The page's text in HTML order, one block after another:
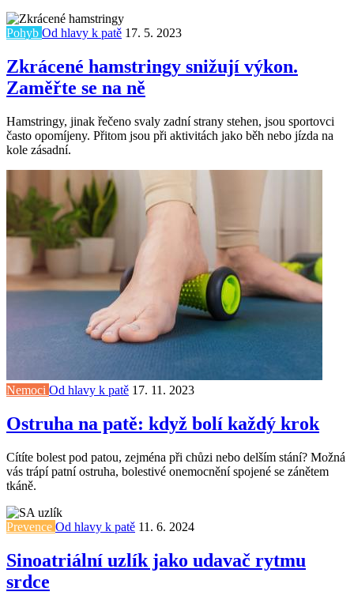
Pohyb Od hlavy k patě 17. 5. 2023
Zkrácené hamstringy snižují výkon.
Zaměřte se na ně
Hamstringy, jinak řečeno svaly zadní strany stehen, jsou sportovci
často opomíjeny. Přitom jsou při aktivitách jako běh nebo jízda na
kole zásadní.
Nemoci Od hlavy k patě 17. 11. 2023
Ostruha na patě: když bolí každý krok
Cítíte bolest pod patou, zejména při chůzi nebo delším stání? Možná
vás trápí patní ostruha, bolestivé onemocnění spojené se zánětem
tkáně.
Prevence Od hlavy k patě 11. 6. 2024
Sinoatriální uzlík jako udavač rytmu
srdce